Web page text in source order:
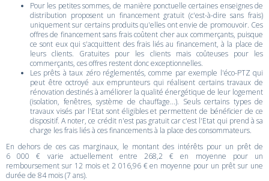
Pour les petites sommes, de manière ponctuelle certaines enseignes de
distribution proposent un financement gratuit (c'est-à-dire sans frais)
uniquement sur certains produits qu'elles ont envie de promouvoir. Ces
offres de financement sans frais coûtent cher aux commerçants, puisque
ce sont eux qui s'acquittent des frais liés au financement, à la place de
leurs clients. Gratuites pour les clients mais coûteuses pour les
commerçants, ces offres restent donc exceptionnelles.
Les prêts à taux zéro réglementés, comme par exemple l'éco-PTZ qui
peut être octroyé aux emprunteurs qui réalisent certains travaux de
rénovation destinés à améliorer la qualité énergétique de leur logement
(isolation, fenêtres, système de chauffage...). Seuls certains types de
travaux visés par l'Etat sont éligibles et permettent de bénéficier de ce
dispositif. A noter, ce crédit n'est pas gratuit car c'est l'Etat qui prend à sa
charge les frais liés à ces financements à la place des consommateurs.
En dehors de ces cas marginaux, le montant des intérêts pour un prêt de
6 000 € varie actuellement entre 268,2 € en moyenne pour un
remboursement sur 12 mois et 2 016,96 € en moyenne pour un prêt sur une
durée de 84 mois (7 ans).